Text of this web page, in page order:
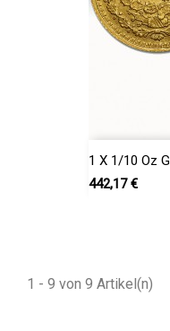
1 X 1/10 Oz
Preis
442,17 €
1 - 9 von 9 Artikel(n)